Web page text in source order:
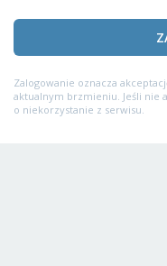
Zalogowanie oznacza
aktualnym brzmieniu. Jeśli nie
o niekorzystanie z serwisu.